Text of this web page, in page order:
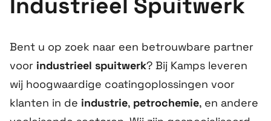
Bent u op zoek naar een betrouwbare partner
voor industrieel spuitwerk? Bij Kamps leveren
wij hoogwaardige coatingoplossingen voor
klanten in de industrie, petrochemie, en andere